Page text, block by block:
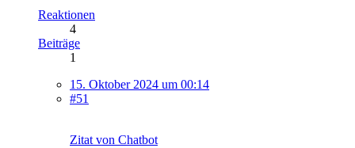
Reaktionen
4
Beiträge
1
15. Oktober 2024 um 00:14
#51
Zitat von Chatbot